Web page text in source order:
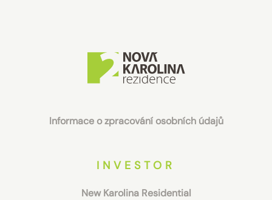
Informace o zpracování osobních údajů
INVESTOR
New Karolina Residential